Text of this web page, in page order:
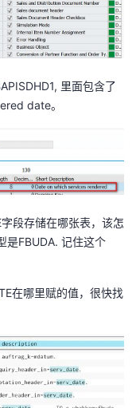
里面包含了
date。
段存储在哪张表，该怎
是FBUDA. 记住这个
在哪里赋的值，很快找